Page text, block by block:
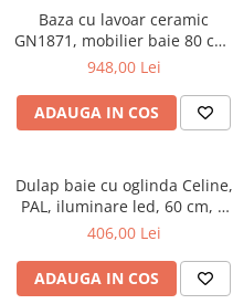
Saltele Memory
Saltele 140x200
Saltele 160x200
Saltele 180x200
Top saltele 5 cm
Top saltele 10 cm
Top saltele memory 5 cm
Top saltele MemoHR 6.5 cm
Saltele ieftine
Scaune ergonomice
Etajere Birou
Dulap birou
Birouri
Scaune pentru birou
Scaune manager
Mese bucatarie
Scaune pentru bucatarie
Baza cu lavoar ceramic
GN1871, mobilier baie 80 cm,
front MDF, 1 sertar, 1 usa,
cromate reglabile, alb
948,00 Lei
ADAUGA IN COS
Dulap baie cu oglinda Celine,
PAL, iluminare led, 60 cm, 2
usi, 3 rafturi, soft close, alb
406,00 Lei
ADAUGA IN COS